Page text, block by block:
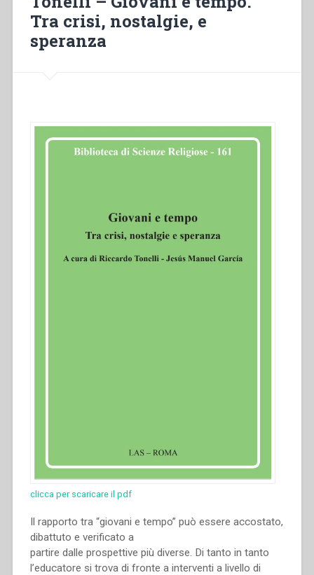
Tra crisi, nostalgie, e
speranza
clicca per scaricare il pdf
Il rapporto tra “giovani e tempo” può essere accostato,
dibattuto e verificato a
partire dalle prospettive più diverse. Di tanto in tanto
l’educatore si trova di fronte a interventi a livello di